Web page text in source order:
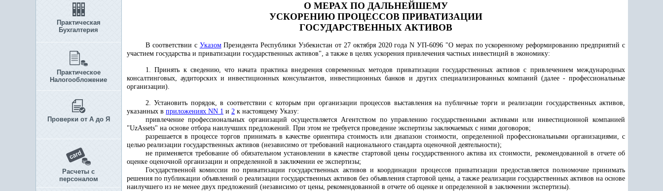
Практическая
Бухгалтерия
Практическое
Налогообложение
Проверки от А до Я
Расчеты с
персоналом
О МЕРАХ ПО ДАЛЬНЕЙШЕМУ
УСКОРЕНИЮ ПРОЦЕССОВ ПРИВАТИЗАЦИИ
ГОСУДАРСТВЕННЫХ АКТИВОВ
В соответствии с УказомПрезидента Республики Узбекистан от 27 октября 2020 года N УП-6096 "О мерах по ускоренному реформированию предприятий с
участием государства и приватизации государственных активов", а также в целях ускорения привлечения частных инвестиций в экономику:
1. Принять к сведению, что начата практика внедрения современных методов приватизации государственных активов с привлечением международных
консалтинговых, аудиторских и инвестиционных консультантов, инвестиционных банков и других специализированных компаний (далее - профессиональные
организации).
2. Установить порядок, в соответствии с которым при организации процессов выставления на публичные торги и реализации государственных активов,
указанных в приложениях NN 1 и 2 к настоящему Указу:
привлечение профессиональных организаций осуществляется Агентством по управлению государственными активами или инвестиционной компанией
"UzAssets" на основе отбора наилучших предложений. При этом не требуется проведение экспертизы заключаемых с ними договоров;
разрешается в процессе торгов принимать в качестве ориентира стоимость или диапазон стоимости, определенной профессиональными организациями, с
целью реализации государственных активов (независимо от требований национального стандарта оценочной деятельности);
не применяется требование об обязательном установлении в качестве стартовой цены государственного актива их стоимости, рекомендованной в отчете об
оценке оценочной организации и определенной в заключении ее экспертизы;
Государственной комиссии по приватизации государственных активов и координации процессов приватизации предоставляется полномочие принимать
решения по публикации объявлений о реализации государственных активов без объявления стартовой цены, а также реализации государственных активов на основе
наилучшего из не менее двух предложений (независимо от цены, рекомендованной в отчете об оценке и определенной в заключении экспертизы).